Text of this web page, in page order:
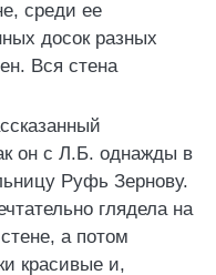
среди ее
досок разных
Вся стена
он с Л.Б. однажды в
Руфь Зернову.
глядела на
а потом
красивые и,